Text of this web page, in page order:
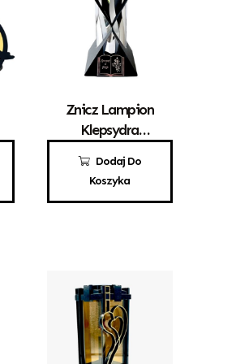
Dodaj Do
Koszyka
Znicz Lampion
Klepsydra
145,00zł